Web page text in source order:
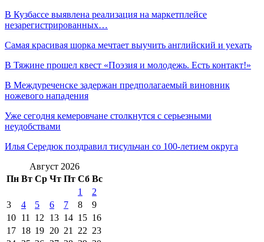
В Кузбассе выявлена реализация на маркетплейсе
незарегистрированных…
Самая красивая шорка мечтает выучить английский и уехать
В Тяжине прошел квест «Поэзия и молодежь. Есть контакт!»
В Междуреченске задержан предполагаемый виновник
ножевого нападения
Уже сегодня кемеровчане столкнутся с серьезными
неудобствами
Илья Середюк поздравил тисульчан со 100-летием округа
Август 2026
Пн Вт Ср Чт Пт Сб Вс
1
2
3
4 5 6 7 8
9
10 11 12 13 14 15 16
17 18 19 20 21 22 23